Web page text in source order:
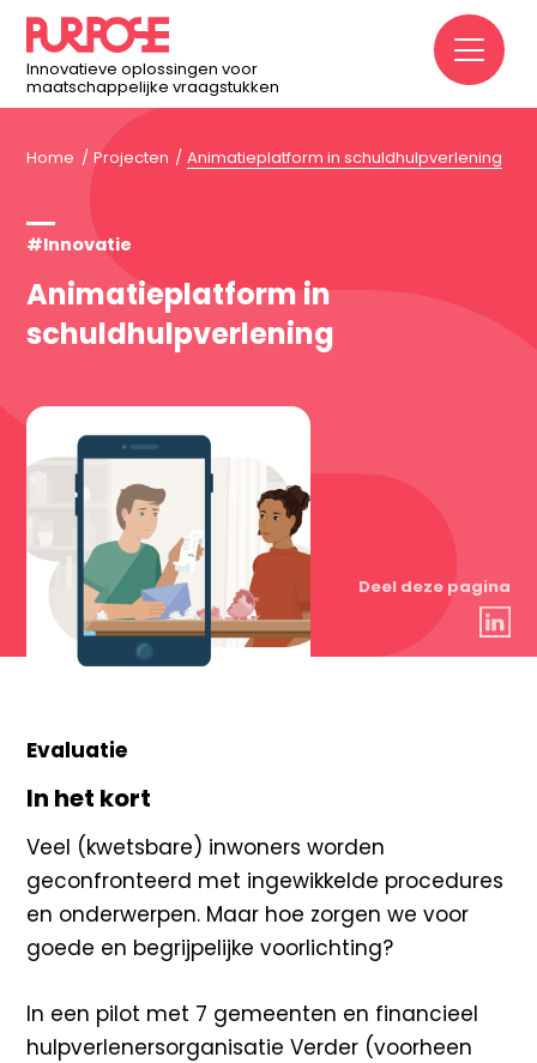
Innovatieve oplossingen voor
maatschappelijke vraagstukken
Home Projecten Animatieplatform in schuldhulpverlening
#Innovatie
Animatieplatform in
schuldhulpverlening
Deel deze pagina
Evaluatie
In het kort
Veel (kwetsbare) inwoners worden
geconfronteerd met ingewikkelde procedures
en onderwerpen. Maar hoe zorgen we voor
goede en begrijpelijke voorlichting?
In een pilot met 7 gemeenten en financieel
hulpverlenersorganisatie Verder (voorheen